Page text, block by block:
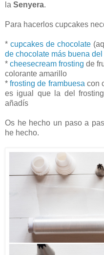
la Senyera.
Para hacerlos cupcakes
* cupcakes de chocolate
de chocolate más buena
* cheesecream frosting de
colorante amarillo
*frosting de frambuesa con
es igual que la del
añadís
Os he hecho un paso a
he hecho.